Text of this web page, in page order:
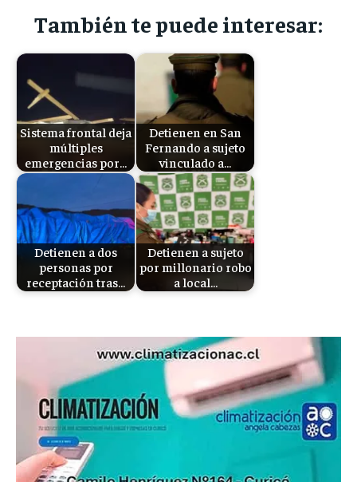
También te puede interesar:
Sistema frontal deja
múltiples
emergencias por…
Detienen en San
Fernando a sujeto
vinculado a…
Detienen a dos
personas por
receptación tras…
Detienen a sujeto
por millonario robo
a local…